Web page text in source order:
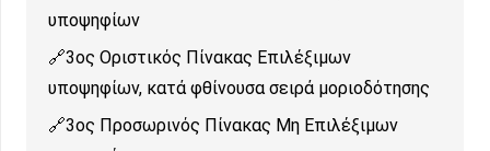
υποψηφίων
3ος Οριστικός Πίνακας Επιλέξιμων
υποψηφίων, κατά φθίνουσα σειρά μοριοδότησης
3ος Προσωρινός Πίνακας Μη Επιλέξιμων